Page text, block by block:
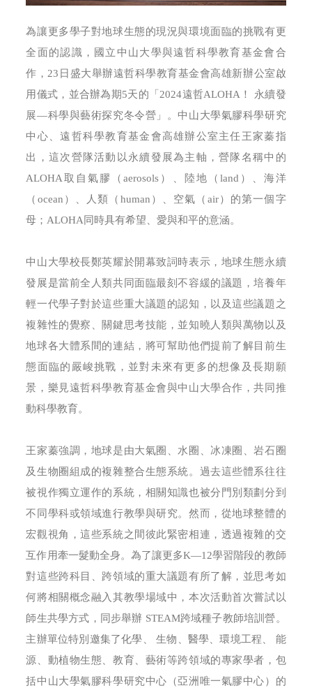
為讓更多學子對地球生態的現況與環境面臨的挑戰有更
全面的認識，國立中山大學與遠哲科學教育基金會合
作，23日盛大舉辦遠哲科學教育基金會高雄新辦公室啟
用儀式，並合辦為期5天的「2024遠哲ALOHA！ 永續發
展—科學與藝術探究冬令營」。中山大學氣膠科學研究
中心、遠哲科學教育基金會高雄辦公室主任王家蓁指
出，這次營隊活動以永續發展為主軸，營隊名稱中的
ALOHA取自氣膠（aerosols）、陸地（land）、海洋
（ocean）、人類（human）、空氣（air）的第一個字
母；ALOHA同時具有希望、愛與和平的意涵。
中山大學校長鄭英耀於開幕致詞時表示，地球生態永續
發展是當前全人類共同面臨最刻不容緩的議題，培養年
輕一代學子對於這些重大議題的認知，以及這些議題之
複雜性的覺察、關鍵思考技能，並知曉人類與萬物以及
地球各大體系間的連結，將可幫助他們提前了解目前生
態面臨的嚴峻挑戰，並對未來有更多的想像及長期願
景，樂見遠哲科學教育基金會與中山大學合作，共同推
動科學教育。
王家蓁強調，地球是由大氣圈、水圈、冰凍圈、岩石圈
及生物圈組成的複雜整合生態系統。過去這些體系往往
被視作獨立運作的系統，相關知識也被分門別類劃分到
不同學科或領域進行教學與研究。然而，從地球整體的
宏觀視角，這些系統之間彼此緊密相連，透過複雜的交
互作用牽一髮動全身。為了讓更多K—12學習階段的教師
對這些跨科目、跨領域的重大議題有所了解，並思考如
何將相關概念融入其教學場域中，本次活動首次嘗試以
師生共學方式，同步舉辦 STEAM跨域種子教師培訓營。
主辦單位特別邀集了化學、 生物、醫學、環境工程、 能
源、動植物生態、教育、藝術等跨領域的專家學者，包
括中山大學氣膠科學研究中心（亞洲唯一氣膠中心）的